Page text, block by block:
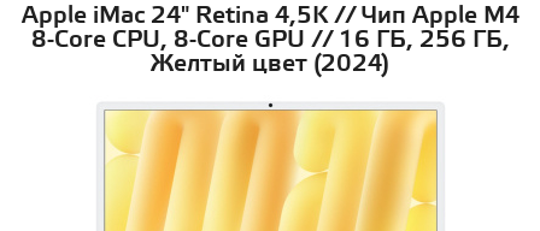
Apple iMac 24" Retina 4,5K // Чип Apple M4
8-Core CPU, 8-Core GPU // 16 ГБ, 256 ГБ,
Желтый цвет (2024)